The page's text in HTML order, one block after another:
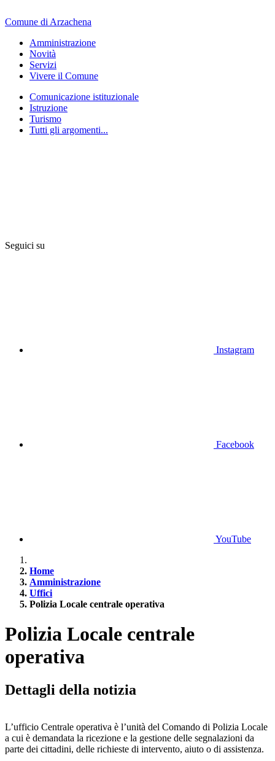
Comune di Arzachena
Amministrazione
Novità
Servizi
Vivere il Comune
Comunicazione istituzionale
Istruzione
Turismo
Tutti gli argomenti...
Seguici su
Instagram
Facebook
YouTube
Home
Amministrazione
Uffici
Polizia Locale centrale operativa
Polizia Locale centrale
operativa
Dettagli della notizia
L’ufficio Centrale operativa è l’unità del Comando di Polizia Locale
a cui è demandata la ricezione e la gestione delle segnalazioni da
parte dei cittadini, delle richieste di intervento, aiuto o di assistenza.